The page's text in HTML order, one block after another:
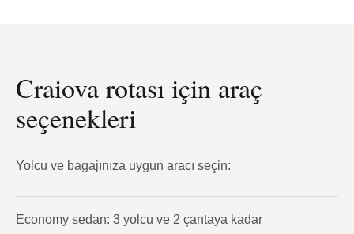
Craiova rotası için araç
seçenekleri
Yolcu ve bagajınıza uygun aracı seçin:
Economy sedan: 3 yolcu ve 2 çantaya kadar